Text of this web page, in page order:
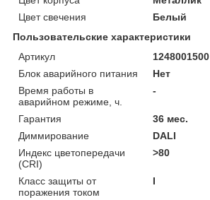
Цвет свечения
Белый
Пользовательские характеристики
Артикул
1248001500
Блок аварийного питания
Нет
Время работы в
аварийном режиме, ч.
-
Гарантия
36 мес.
Диммирование
DALI
Индекс цветопередачи
(CRI)
>80
Класс защиты от
поражения током
I